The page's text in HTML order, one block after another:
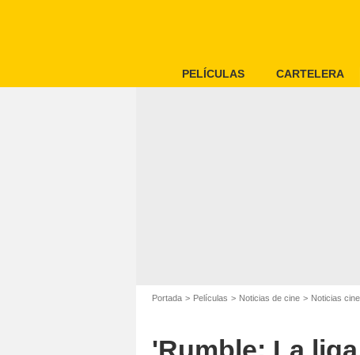
PELÍCULAS CARTELERA
Portada Películas Noticias de cine Noticias